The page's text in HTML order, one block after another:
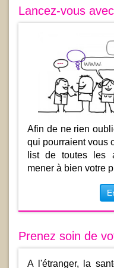
Prenez soin de
A l'étranger, la
Lancez-vous
Afin de ne rien
qui pourraient vous
list de toutes les
mener à bien votre